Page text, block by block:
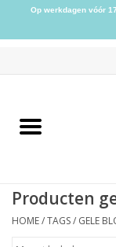
Home
Producten
HOME/TAGS/ GELE
Op werkdagen vóór